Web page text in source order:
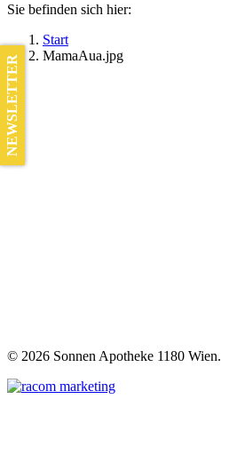
Sie befinden sich hier:
Start
MamaAua.jpg
© 2026 Sonnen Apotheke 1180 Wien.
NEWSLETTER